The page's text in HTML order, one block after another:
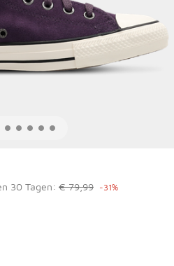
Der Preis ist von auf € 55,00
30 Tagen: € 79,99 -31%